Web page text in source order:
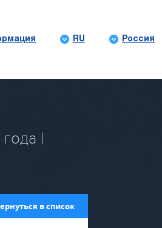
RU Россия
|
в список